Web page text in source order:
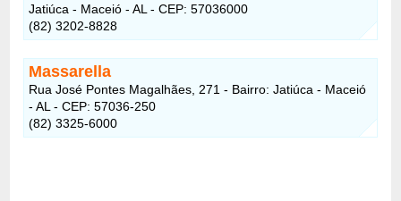
Jatiúca - Maceió - AL - CEP: 57036000
(82) 3202-8828
Massarella
Rua José Pontes Magalhães, 271 - Bairro: Jatiúca - Maceió
- AL - CEP: 57036-250
(82) 3325-6000